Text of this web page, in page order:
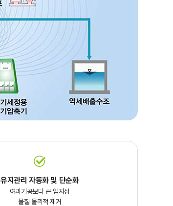
유지관리 자동화 및 단순화
여과기공보다 큰 입자성
물질 물리적 제거